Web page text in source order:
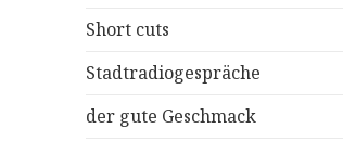
Short cuts
Stadtradiogespräche
der gute Geschmack